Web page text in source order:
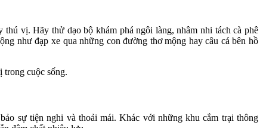
vị. Hãy thử dạo bộ khám phá ngôi làng, nhâm nhi tách cà phê
như đạp xe qua những con đường thơ mộng hay câu cá bên hồ
cuộc sống.
sự tiện nghi và thoải mái. Khác với những khu cắm trại thông